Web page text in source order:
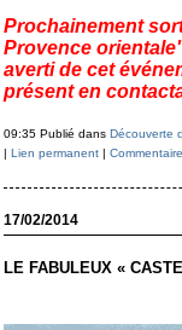
Prochainement
Provence
averti de cet
présent en
09:35 Publié dans Découverte
| Lien permanent|
17/02/2014
LE FABULEUX «